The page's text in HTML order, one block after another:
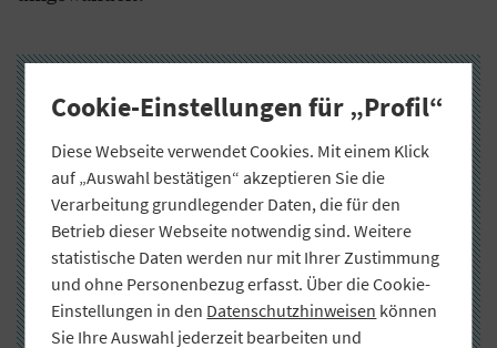
Cookie-Einstellungen für „Profil“
Diese Webseite verwendet Cookies. Mit einem Klick
auf „Auswahl bestätigen“ akzeptieren Sie die
Verarbeitung grundlegender Daten, die für den
Betrieb dieser Webseite notwendig sind. Weitere
statistische Daten werden nur mit Ihrer Zustimmung
und ohne Personenbezug erfasst. Über die Cookie-
Einstellungen in den Datenschutzhinweisen können
Sie Ihre Auswahl jederzeit bearbeiten und